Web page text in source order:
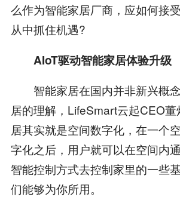
么作为智能家居厂商，应如何接
从中抓住机遇?
AIoT驱动智能家居体验升级
智能家居在国内并非新兴概
居的理解，LifeSmart云起CEO
居其实就是空间数字化，在一个
字化之后，用户就可以在空间内
智能控制方式去控制家里的一些
们能够为你所用。